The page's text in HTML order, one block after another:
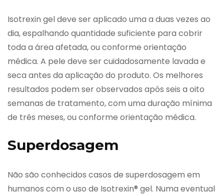
Isotrexin gel deve ser aplicado uma a duas vezes ao
dia, espalhando quantidade suficiente para cobrir
toda a área afetada, ou conforme orientação
médica. A pele deve ser cuidadosamente lavada e
seca antes da aplicação do produto. Os melhores
resultados podem ser observados após seis a oito
semanas de tratamento, com uma duração mínima
de três meses, ou conforme orientação médica.
Superdosagem
Não são conhecidos casos de superdosagem em
humanos com o uso de Isotrexin® gel. Numa eventual